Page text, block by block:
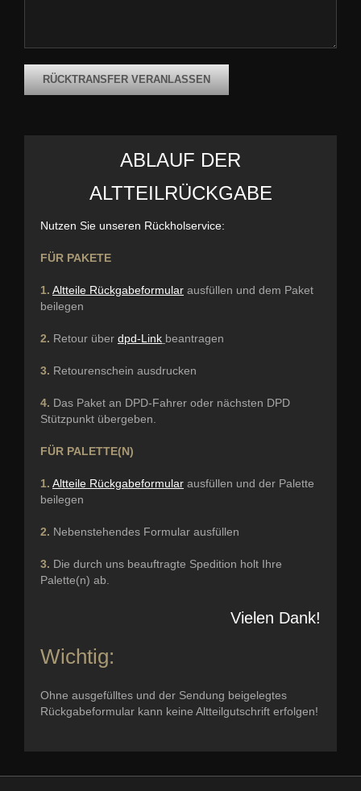
ABLAUF DER
ALTTEILRÜCKGABE
Nutzen Sie unseren Rückholservice:
FÜR PAKETE
1. Altteile Rückgabeformular ausfüllen und dem Paket
beilegen
2. Retour über dpd-Link beantragen
3. Retourenschein ausdrucken
4. Das Paket an DPD-Fahrer oder nächsten DPD
Stützpunkt übergeben.
FÜR PALETTE(N)
1. Altteile Rückgabeformular ausfüllen und der Palette
beilegen
2. Nebenstehendes Formular ausfüllen
3. Die durch uns beauftragte Spedition holt Ihre
Palette(n) ab.
Vielen Dank!
Wichtig:
Ohne ausgefülltes und der Sendung beigelegtes
Rückgabeformular kann keine Altteilgutschrift erfolgen!